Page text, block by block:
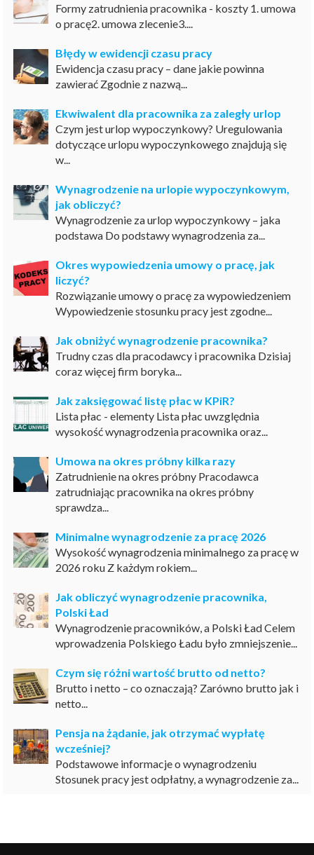
Formy zatrudnienia pracownika - koszty 1. umowa
o pracę2. umowa zlecenie3....
Błędy w ewidencji czasu pracy
Ewidencja czasu pracy – dane jakie powinna
zawierać Zgodnie z nazwą...
Ekwiwalent dla pracownika za zaległy urlop
Czym jest urlop wypoczynkowy? Uregulowania
dotyczące urlopu wypoczynkowego znajdują się
w...
Wynagrodzenie na urlopie wypoczynkowym,
jak obliczyć?
Wynagrodzenie za urlop wypoczynkowy – jaka
podstawa Do podstawy wynagrodzenia za...
Okres wypowiedzenia umowy o pracę, jak
liczyć?
Rozwiązanie umowy o pracę za wypowiedzeniem
Wypowiedzenie stosunku pracy jest zgodne...
Jak obniżyć wynagrodzenie pracownika?
Trudny czas dla pracodawcy i pracownika Dzisiaj
coraz więcej firm boryka...
Jak zaksięgować listę płac w KPiR?
Lista płac - elementy Lista płac uwzględnia
wysokość wynagrodzenia pracownika oraz...
Umowa na okres próbny kilka razy
Zatrudnienie na okres próbny Pracodawca
zatrudniając pracownika na okres próbny
sprawdza...
Minimalne wynagrodzenie za pracę 2026
Wysokość wynagrodzenia minimalnego za pracę w
2026 roku Z każdym rokiem...
Jak obliczyć wynagrodzenie pracownika,
Polski Ład
Wynagrodzenie pracowników, a Polski Ład Celem
wprowadzenia Polskiego Ładu było zmniejszenie...
Czym się różni wartość brutto od netto?
Brutto i netto – co oznaczają? Zarówno brutto jak i
netto...
Pensja na żądanie, jak otrzymać wypłatę
wcześniej?
Podstawowe informacje o wynagrodzeniu
Stosunek pracy jest odpłatny, a wynagrodzenie za...